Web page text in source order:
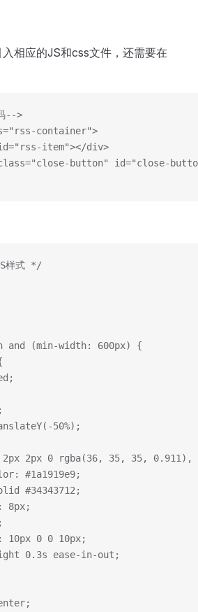
相应的JS和css文件，还需要在
-->
container">
item"></div>
button" id="close-
样式 */
and (min-width: 600px) {
50%);
2px 0 rgba(36, 35, 35, 0.911),
#1a1919e9;
#34343712;
8px;
10px 0 0 10px;
0.3s ease-in-out;